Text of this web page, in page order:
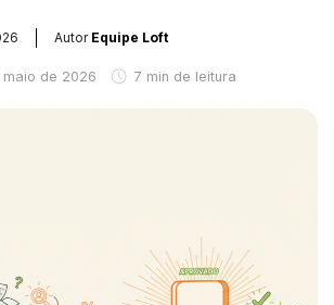
Autor Equipe Loft
maio de 2026 7 min de leitura